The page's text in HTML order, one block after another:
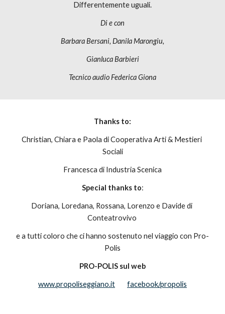
Differentemente uguali.
Di e con
Barbara Bersani, Danila Marongiu,
Gianluca Barbieri
Tecnico audio Federica Giona
Thanks to:
Christian, Chiara e Paola di Cooperativa Arti & Mestieri
Sociali
Francesca di Industria Scenica
Special thanks to:
Doriana, Loredana, Rossana, Lorenzo e Davide di
Conteatrovivo
e a tutti coloro che ci hanno sostenuto nel viaggio con Pro-
Polis
PRO-POLIS sul web
www.propoliseggiano.it facebook/propolis